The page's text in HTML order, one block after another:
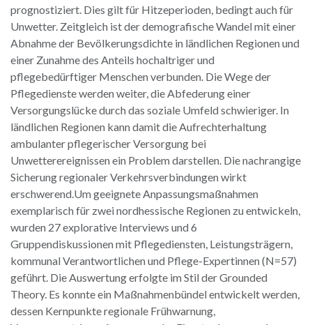
prognostiziert. Dies gilt für Hitzeperioden, bedingt auch für
Unwetter. Zeitgleich ist der demografische Wandel mit einer
Abnahme der Bevölkerungsdichte in ländlichen Regionen und
einer Zunahme des Anteils hochaltriger und
pflegebedürftiger Menschen verbunden. Die Wege der
Pflegedienste werden weiter, die Abfederung einer
Versorgungslücke durch das soziale Umfeld schwieriger. In
ländlichen Regionen kann damit die Aufrechterhaltung
ambulanter pflegerischer Versorgung bei
Unwetterereignissen ein Problem darstellen. Die nachrangige
Sicherung regionaler Verkehrsverbindungen wirkt
erschwerend.Um geeignete Anpassungsmaßnahmen
exemplarisch für zwei nordhessische Regionen zu entwickeln,
wurden 27 explorative Interviews und 6
Gruppendiskussionen mit Pflegediensten, Leistungsträgern,
kommunal Verantwortlichen und Pflege-Expertinnen (N=57)
geführt. Die Auswertung erfolgte im Stil der Grounded
Theory. Es konnte ein Maßnahmenbündel entwickelt werden,
dessen Kernpunkte regionale Frühwarnung,